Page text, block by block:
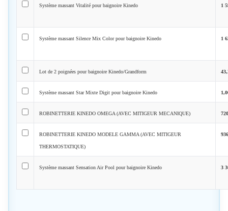
Système massant Vitalité pour baignoire Kinedo 1
Système massant Silence Mix Color pour baignoire Kinedo 1
Lot de 2 poignées pour baignoire Kinedo/Grandform
Système massant Star Mixte Digit pour baignoire Kinedo
ROBINETTERIE KINEDO OMEGA (AVEC MITIGEUR MECANIQUE)
ROBINETTERIE KINEDO MODELE GAMMA (AVEC MITIGEUR
THERMOSTATIQUE)
Système massant Sensation Air Pool pour baignoire Kinedo 3